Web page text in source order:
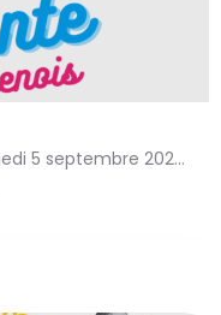
Brocante Waterloo (Chenois) samedi 5 septembre 2026 (8 à 16h) L’asbl Cap’Chenois vous propose de vendre et…